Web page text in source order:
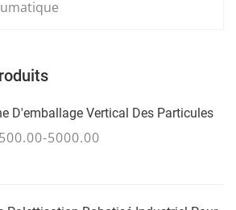
D'emballage Vertical Des Particules
5000.00